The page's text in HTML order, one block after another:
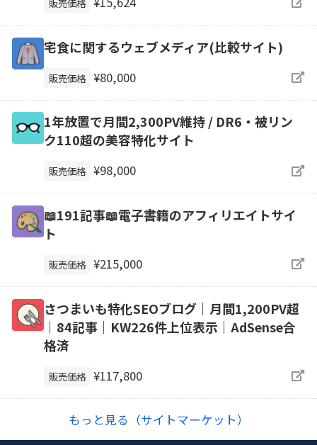
宅食に関するウェブメディア(比較サイト)
販売価格 ¥80,000
1年放置で月間2,300PV維持 / DR6・被リン
ク110超の美容特化サイト
販売価格 ¥98,000
📖191記事📖電子書籍のアフィリエイトサイ
ト
販売価格 ¥215,000
さつまいも特化SEOブログ｜月間1,200PV超
｜84記事｜KW226件上位表示｜AdSense合
格済
販売価格 ¥117,800
もっと見る（サイトマーケット）